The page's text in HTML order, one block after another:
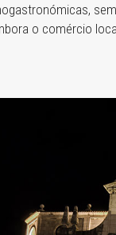
o comércio